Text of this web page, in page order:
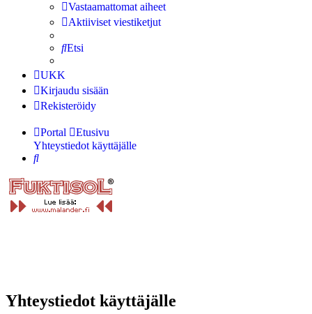
Vastaamattomat aiheet
Aktiiviset viestiketjut
Etsi
UKK
Kirjaudu sisään
Rekisteröidy
Portal
Etusivu
Yhteystiedot käyttäjälle
Etsi
Yhteystiedot käyttäjälle